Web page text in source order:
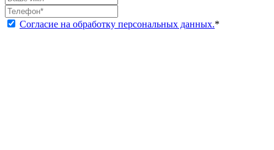
Согласие на обработку персональных данных.*